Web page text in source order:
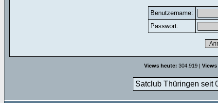
Benutzername:
Passwort:
Views heute: 304.919 |
Satclub Thüringen seit